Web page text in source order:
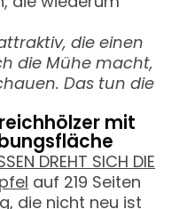
die einen
die Mühe macht,
Das tun die
mit
DREHT SICH DIE
auf 219 Seiten
die nicht neu ist